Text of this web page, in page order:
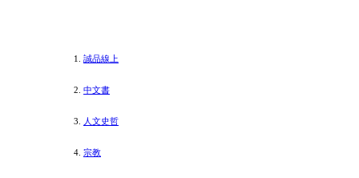
誠品線上
中文書
人文史哲
宗教